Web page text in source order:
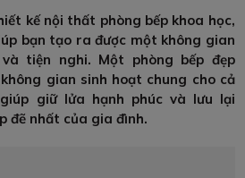
kế nội thất phòng bếp khoa học,
bạn tạo ra được một không gian
tiện nghi. Một phòng bếp đẹp
gian sinh hoạt chung cho cả
giữ lửa hạnh phúc và lưu lại
đẽ nhất của gia đình.